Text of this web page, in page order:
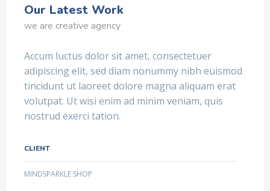
Our Latest Work
we are creative agency
Accum luctus dolor sit amet, consectetuer
adipiscing elit, sed diam nonummy nibh euismod
tincidunt ut laoreet dolore magna aliquam erat
volutpat. Ut wisi enim ad minim veniam, quis
nostrud exerci tation.
CLIENT
MINDSPARKLE SHOP